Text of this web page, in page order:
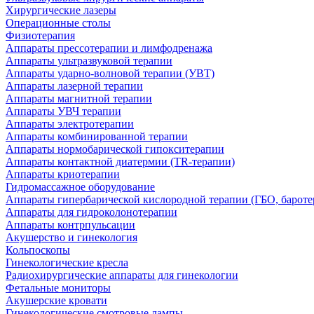
Хирургические лазеры
Операционные столы
Физиотерапия
Аппараты прессотерапии и лимфодренажа
Аппараты ультразвуковой терапии
Аппараты ударно-волновой терапии (УВТ)
Аппараты лазерной терапии
Аппараты магнитной терапии
Аппараты УВЧ терапии
Аппараты электротерапии
Аппараты комбинированной терапии
Аппараты нормобарической гипокситерапии
Аппараты контактной диатермии (TR-терапии)
Аппараты криотерапии
Гидромассажное оборудование
Аппараты гипербарической кислородной терапии (ГБО,
Аппараты для гидроколонотерапии
Аппараты контрпульсации
Акушерство и гинекология
Кольпоскопы
Гинекологические кресла
Радиохирургические аппараты для гинекологии
Фетальные мониторы
Акушерские кровати